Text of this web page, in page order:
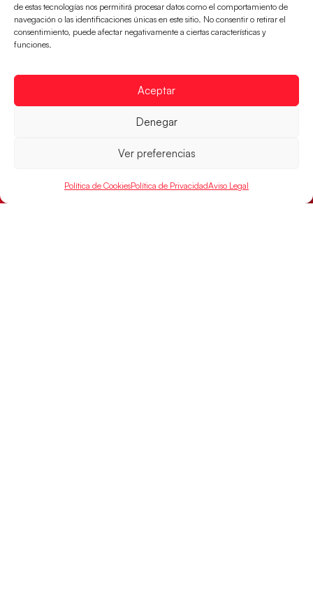
de estas tecnologías nos permitirá procesar datos como el comportamiento de
navegación o las identificaciones únicas en este sitio. No consentir o retirar el
consentimiento, puede afectar negativamente a ciertas características y
funciones.
Aceptar
Denegar
Ver preferencias
Política de CookiesPolítica de PrivacidadAviso Legal
Una revancha contra Dinamarca para
Los Hispanos Juveniles buscan colgarse la presea en